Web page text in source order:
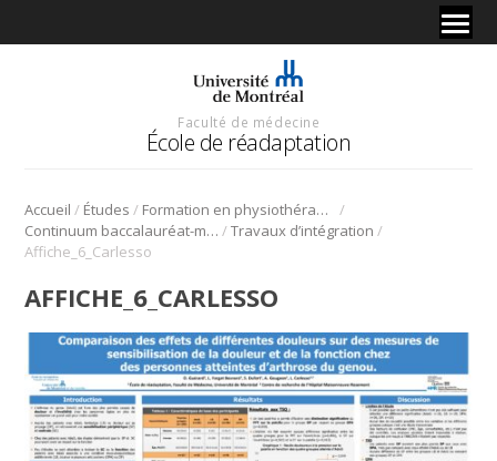
Faculté de médecine
École de réadaptation
Accueil / Études / Formation en physiothérapie
/
Continuum baccalauréat-maîtrise en physiothérapie /Travaux d’intégration /
Affiche_6_Carlesso
AFFICHE_6_CARLESSO